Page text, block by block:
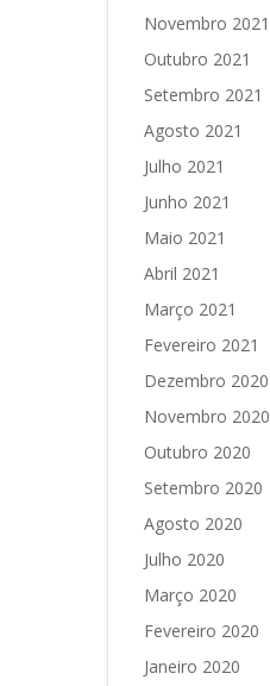
Novembro 2021
Outubro 2021
Setembro 2021
Agosto 2021
Julho 2021
Junho 2021
Maio 2021
Abril 2021
Março 2021
Fevereiro 2021
Dezembro 2020
Novembro 2020
Outubro 2020
Setembro 2020
Agosto 2020
Julho 2020
Março 2020
Fevereiro 2020
Janeiro 2020